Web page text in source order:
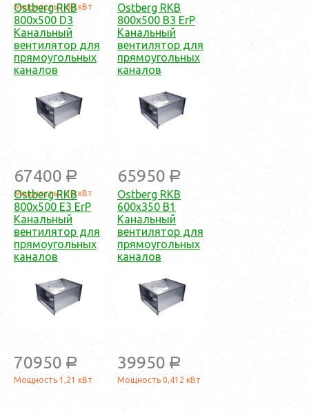
Мощность 1,88 кВт
Ostberg RKB
800x500 D3
Канальный
вентилятор для
прямоугольных
каналов
67400 a
Мощность 1,18 кВт
Ostberg RKB
800x500 B3 ErP
Канальный
вентилятор для
прямоугольных
каналов
65950 a
Ostberg RKB
800x500 E3 ErP
Канальный
вентилятор для
прямоугольных
каналов
70950 a
Мощность 1,21 кВт
Ostberg RKB
600x350 B1
Канальный
вентилятор для
прямоугольных
каналов
39950 a
Мощность 0,412 кВт